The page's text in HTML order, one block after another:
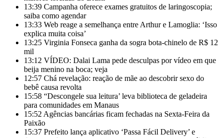
13:39 Campanha oferece exames gratuitos de laringoscopia;
saiba como agendar
13:33 Web reage a semelhança entre Arthur e Lamoglia: ‘Isso
explica muita coisa’
13:25 Virginia Fonseca ganha da sogra bota-chinelo de R$ 12
mil
13:12 VÍDEO: Dalai Lama pede desculpas por vídeo em que
beija menino na boca; veja
12:57 Chá revelação: reação de mãe ao descobrir sexo do
bebê causa revolta
15:58 “Descongele sua leitura’ leva biblioteca de geladeira
para comunidades em Manaus
15:52 Agências bancárias ficam fechadas na Sexta-Feira da
Paixão
15:37 Prefeito lança aplicativo ‘Passa Fácil Delivery’ e